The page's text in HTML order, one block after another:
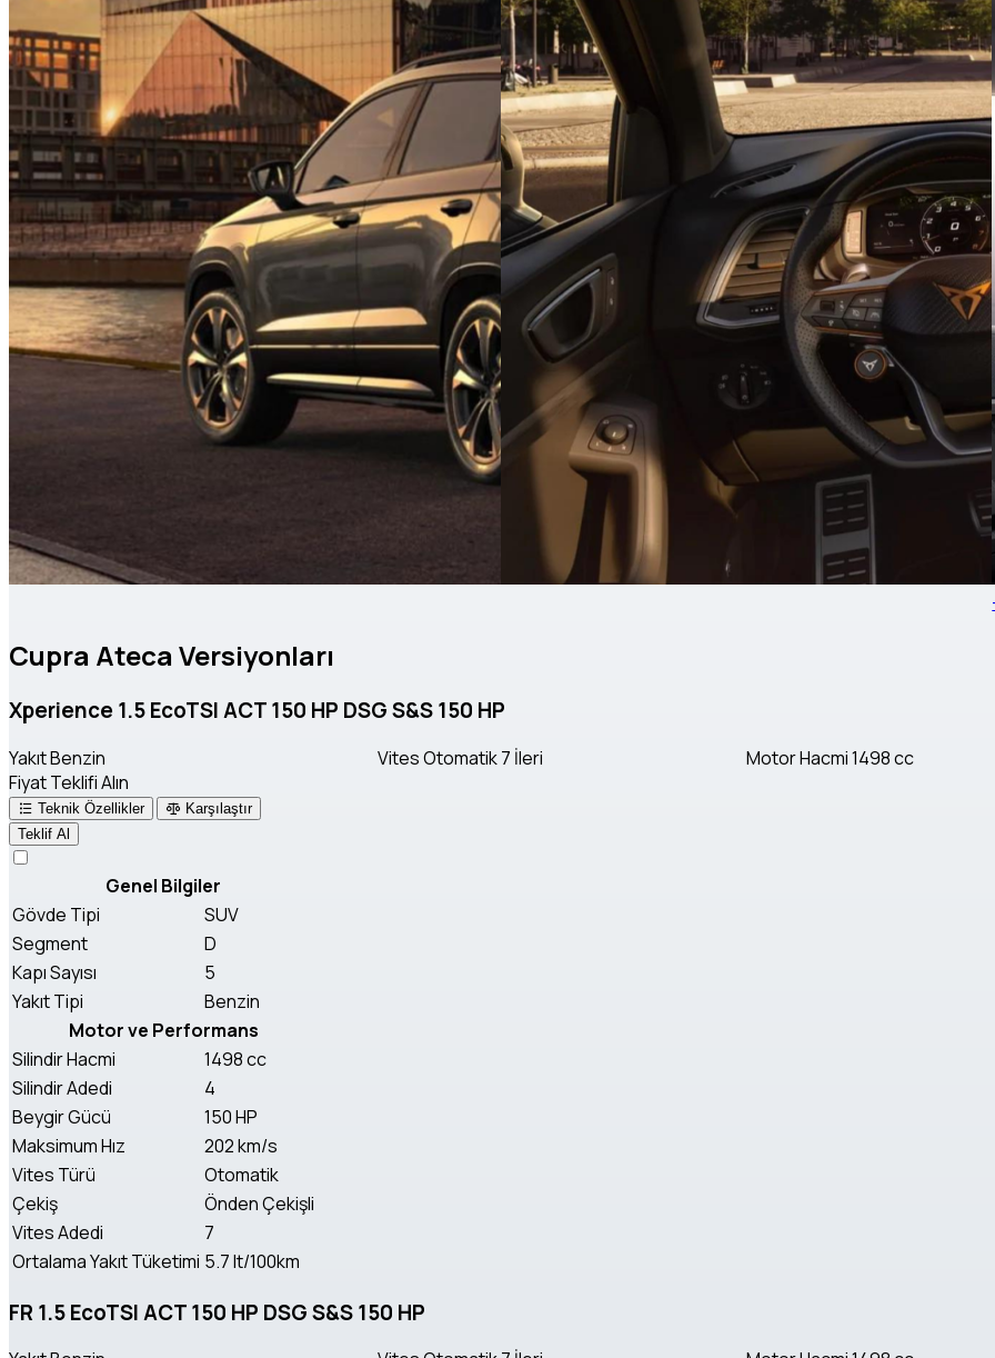
Cupra Ateca Versiyonları
Xperience 1.5 EcoTSI ACT 150 HP DSG S&S 150 HP
YakıtBenzin VitesOtomatik 7 İleri Motor Hacmi1498 cc
Fiyat Teklifi Alın
Teknik Özellikler
Karşılaştır
Teklif Al
Genel Bilgiler
Gövde Tipi
SUV
Segment
D
Kapı Sayısı
5
Yakıt Tipi
Benzin
Motor ve Performans
Silindir Hacmi
1498 cc
Silindir Adedi
4
Beygir Gücü
150 HP
Maksimum Hız
202 km/s
Vites Türü
Otomatik
Çekiş
Önden Çekişli
Vites Adedi
7
Ortalama Yakıt Tüketimi 5.7 lt/100km
FR 1.5 EcoTSI ACT 150 HP DSG S&S 150 HP